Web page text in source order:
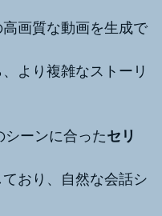
画質な動画を生成で
より複雑なストーリ
ーンに合ったセリ
おり、自然な会話シ